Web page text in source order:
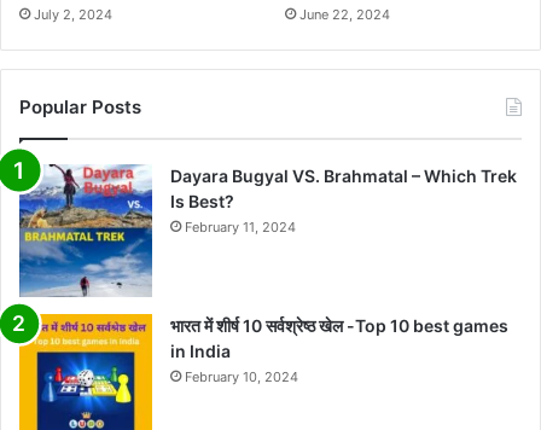
July 2, 2024 June 22, 2024
Popular Posts
Dayara Bugyal VS. Brahmatal – Which Trek
Is Best?
February 11, 2024
भारत में शीर्ष 10 सर्वश्रेष्ठ खेल -Top 10 best games
in India
February 10, 2024